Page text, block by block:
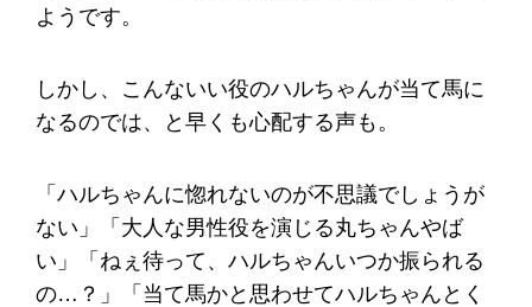
ようです。
しかし、こんないい役のハルちゃんが当て馬に
なるのでは、と早くも心配する声も。
「ハルちゃんに惚れないのが不思議でしょうが
ない」「大人な男性役を演じる丸ちゃんやば
い」「ねぇ待って、ハルちゃんいつか振られる
の…？」「当て馬かと思わせてハルちゃんとく